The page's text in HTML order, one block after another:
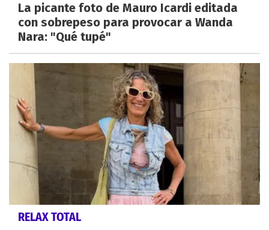
La picante foto de Mauro Icardi editada
con sobrepeso para provocar a Wanda
Nara: "Qué tupé"
RELAX TOTAL